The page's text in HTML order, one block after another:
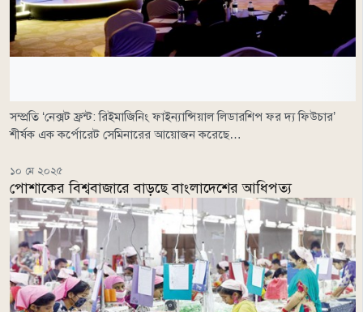
সম্প্রতি ‘নেক্সট ফ্রন্ট: রিইমাজিনিং ফাইন্যান্সিয়াল লিডারশিপ ফর দ্য ফিউচার’
শীর্ষক এক কর্পোরেট সেমিনারের আয়োজন করেছে…
১০ মে ২০২৫
পোশাকের বিশ্ববাজারে বাড়ছে বাংলাদেশের আধিপত্য